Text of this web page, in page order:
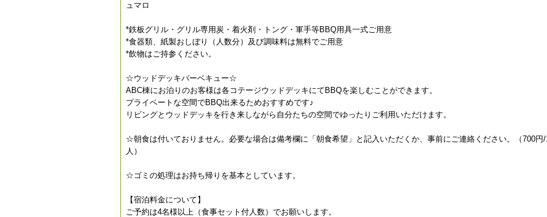
ュマロ
*鉄板グリル・グリル専用炭・着火剤・トング・軍手等BBQ用具一式ご用意
*食器類、紙製おしぼり（人数分）及び調味料は無料でご用意
*飲物はご持参ください。
☆ウッドデッキバーベキュー☆
ABC棟にお泊りのお客様は各コテージウッドデッキにてBBQを楽しむことができます。
プライベートな空間でBBQ出来るためおすすめです♪
リビングとウッドデッキを行き来しながら自分たちの空間でゆったりご利用いただけます。
☆朝食は付いておりません。必要な場合は備考欄に「朝食希望」と記入いただくか、事前にご連絡ください。（700円/
人）
☆ゴミの処理はお持ち帰りを基本としています。
【宿泊料金について】
ご予約は4名様以上（食事セット付人数）でお願いします。